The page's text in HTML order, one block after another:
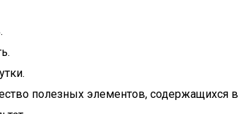
полезных элементов, содержащихся в